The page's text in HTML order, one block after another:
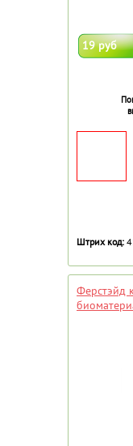
19 руб
Штрих код:
Ферстэйд